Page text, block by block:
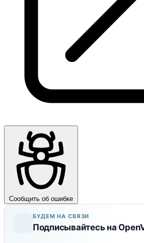
Сообщить об ошибке
БУДЕМ НА СВЯЗИ
Подписывайтесь на